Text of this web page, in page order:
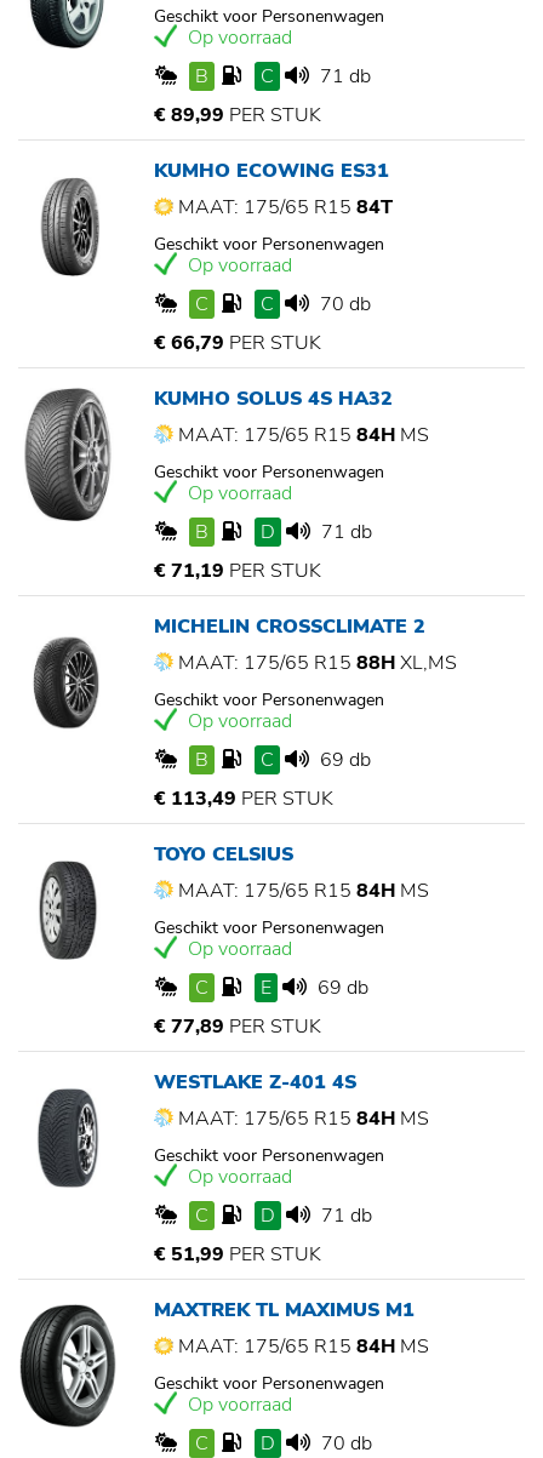
Geschikt voor Personenwagen
Op voorraad
B
C
71 db
€ 89,99 PER STUK
KUMHO ECOWING ES31
MAAT: 175/65 R15 84T
Geschikt voor Personenwagen
Op voorraad
C
C
70 db
€ 66,79 PER STUK
KUMHO SOLUS 4S HA32
MAAT: 175/65 R15 84H MS
Geschikt voor Personenwagen
Op voorraad
B
D
71 db
€ 71,19 PER STUK
MICHELIN CROSSCLIMATE 2
MAAT: 175/65 R15 88HXL,MS
Geschikt voor Personenwagen
Op voorraad
B
C
69 db
€ 113,49 PER STUK
TOYO CELSIUS
MAAT: 175/65 R15 84H MS
Geschikt voor Personenwagen
Op voorraad
C
E
69 db
€ 77,89 PER STUK
WESTLAKE Z-401 4S
MAAT: 175/65 R15 84H MS
Geschikt voor Personenwagen
Op voorraad
C
D
71 db
€ 51,99 PER STUK
MAXTREK TL MAXIMUS M1
MAAT: 175/65 R15 84H MS
Geschikt voor Personenwagen
Op voorraad
C
D
70 db